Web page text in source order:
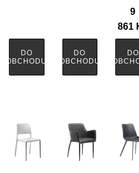
DO
OBCHODU
DO
OBCHODU
9
861
DO